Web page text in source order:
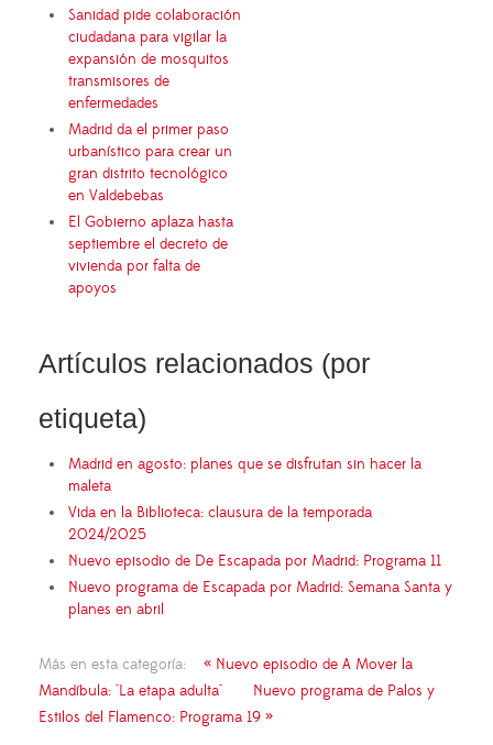
Sanidad pide colaboración
ciudadana para vigilar la
expansión de mosquitos
transmisores de
enfermedades
Madrid da el primer paso
urbanístico para crear un
gran distrito tecnológico
en Valdebebas
El Gobierno aplaza hasta
septiembre el decreto de
vivienda por falta de
apoyos
Artículos relacionados (por
etiqueta)
Madrid en agosto: planes que se disfrutan sin hacer la
maleta
Vida en la Biblioteca: clausura de la temporada
2024/2025
Nuevo episodio de De Escapada por Madrid: Programa 11
Nuevo programa de Escapada por Madrid: Semana Santa y
planes en abril
Más en esta categoría:
« Nuevo episodio de A Mover la
Mandíbula: "La etapa adulta"
Nuevo programa de Palos y
Estilos del Flamenco: Programa 19 »